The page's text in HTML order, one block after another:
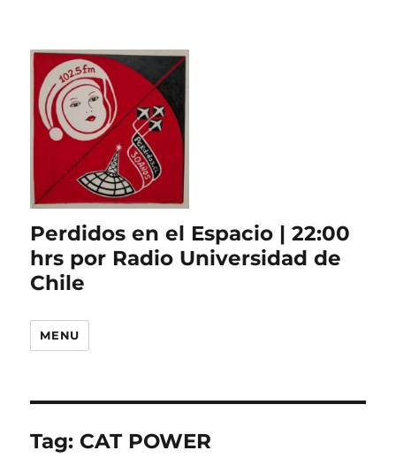
Perdidos en el Espacio | 22:00
hrs por Radio Universidad de
Chile
MENU
Tag: CAT POWER